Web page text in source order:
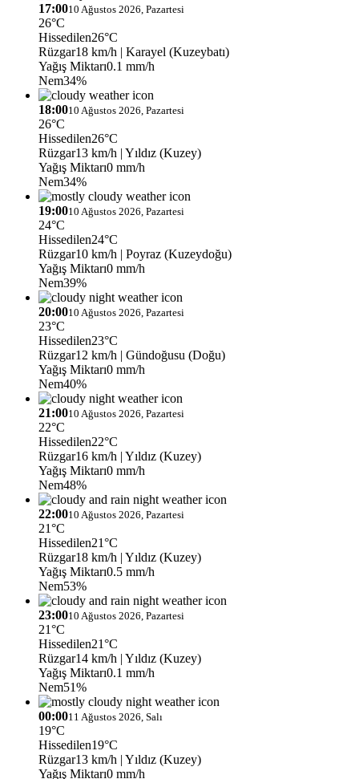
17:0010 Ağustos 2026, Pazartesi
26°C
Hissedilen26°C
Rüzgar18 km/h | Karayel (Kuzeybatı)
Yağış Miktarı0.1 mm/h
Nem34%
18:0010 Ağustos 2026, Pazartesi
26°C
Hissedilen26°C
Rüzgar13 km/h | Yıldız (Kuzey)
Yağış Miktarı0 mm/h
Nem34%
19:0010 Ağustos 2026, Pazartesi
24°C
Hissedilen24°C
Rüzgar10 km/h | Poyraz (Kuzeydoğu)
Yağış Miktarı0 mm/h
Nem39%
20:0010 Ağustos 2026, Pazartesi
23°C
Hissedilen23°C
Rüzgar12 km/h | Gündoğusu (Doğu)
Yağış Miktarı0 mm/h
Nem40%
21:0010 Ağustos 2026, Pazartesi
22°C
Hissedilen22°C
Rüzgar16 km/h | Yıldız (Kuzey)
Yağış Miktarı0 mm/h
Nem48%
22:0010 Ağustos 2026, Pazartesi
21°C
Hissedilen21°C
Rüzgar18 km/h | Yıldız (Kuzey)
Yağış Miktarı0.5 mm/h
Nem53%
23:0010 Ağustos 2026, Pazartesi
21°C
Hissedilen21°C
Rüzgar14 km/h | Yıldız (Kuzey)
Yağış Miktarı0.1 mm/h
Nem51%
00:0011 Ağustos 2026, Salı
19°C
Hissedilen19°C
Rüzgar13 km/h | Yıldız (Kuzey)
Yağış Miktarı0 mm/h